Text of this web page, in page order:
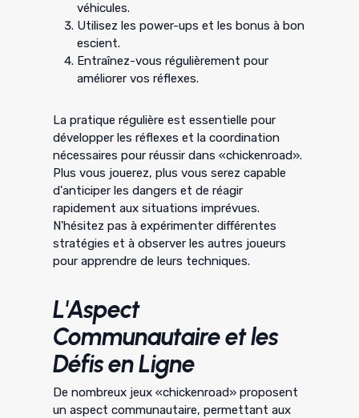
véhicules.
Utilisez les power-ups et les bonus à bon
escient.
Entraînez-vous régulièrement pour
améliorer vos réflexes.
La pratique régulière est essentielle pour
développer les réflexes et la coordination
nécessaires pour réussir dans «chickenroad».
Plus vous jouerez, plus vous serez capable
d'anticiper les dangers et de réagir
rapidement aux situations imprévues.
N'hésitez pas à expérimenter différentes
stratégies et à observer les autres joueurs
pour apprendre de leurs techniques.
L'Aspect
Communautaire et les
Défis en Ligne
De nombreux jeux «chickenroad» proposent
un aspect communautaire, permettant aux